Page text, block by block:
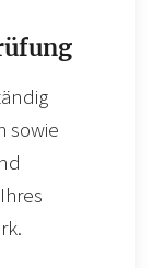
sowie